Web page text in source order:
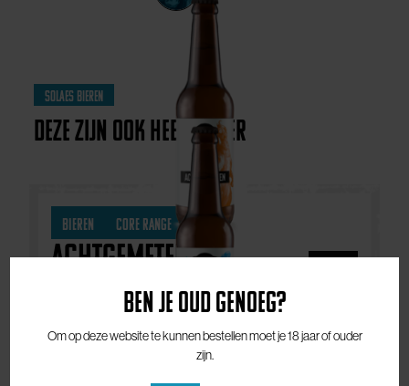
Ben je oud genoeg?
Om op deze website te kunnen bestellen moet je 18 jaar of ouder
zijn.
Solaes bieren
Deze zijn ook heel lekker
Bieren Core Range
Achtgemeten